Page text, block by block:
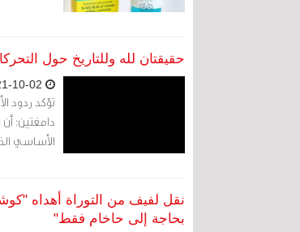
حقيقتان لله وللتاريخ حول
تؤكد ردود
دامغتين:
الأساسي
نقل لفيف من التوراة أهداه
بحاجة إلى حاخام فقط"